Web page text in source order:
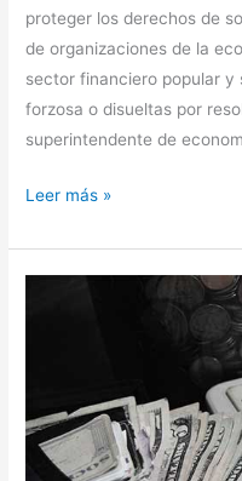
proteger los derechos de
de organizaciones de la
sector financiero popular y
forzosa o disueltas por
superintendente de
Leer más »
Educación
Financiera